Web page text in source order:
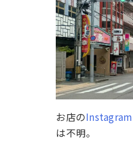
お店のInstagram
は不明。